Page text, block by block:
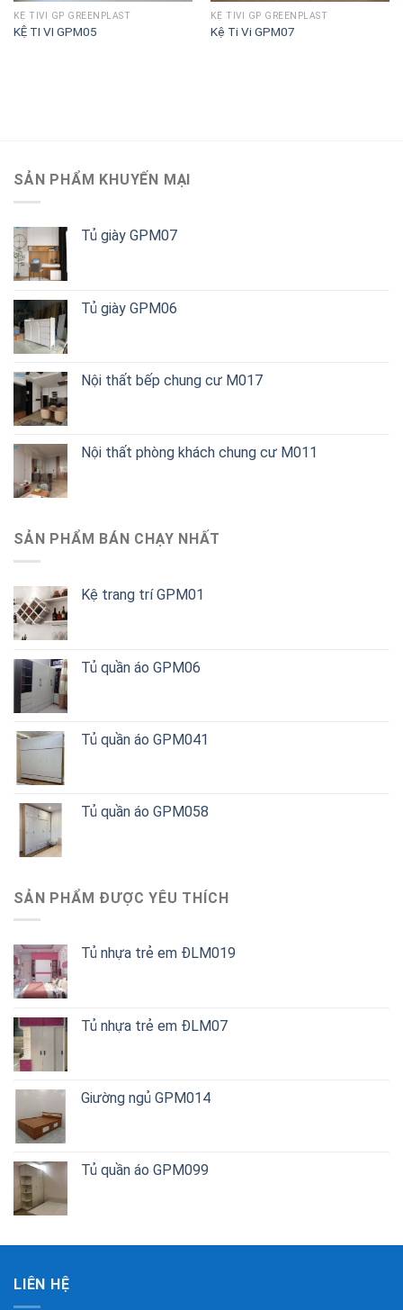
KỆ TIVI GP GREENPLAST
KỆ TI VI GPM05
KỆ TIVI GP GREENPLAST
Kệ Ti Vi GPM07
SẢN PHẨM KHUYẾN MẠI
Tủ giày GPM07
Tủ giày GPM06
Nội thất bếp chung cư M017
Nội thất phòng khách chung cư M011
SẢN PHẨM BÁN CHẠY NHẤT
Kệ trang trí GPM01
Tủ quần áo GPM06
Tủ quần áo GPM041
Tủ quần áo GPM058
SẢN PHẨM ĐƯỢC YÊU THÍCH
Tủ nhựa trẻ em ĐLM019
Tủ nhựa trẻ em ĐLM07
Giường ngủ GPM014
Tủ quần áo GPM099
LIÊN HỆ